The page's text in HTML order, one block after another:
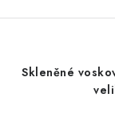
Skleněné